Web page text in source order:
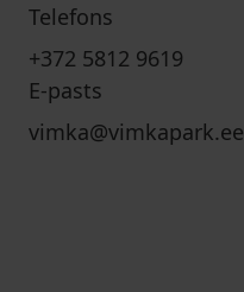
Telefons
+372 5812 9619
E-pasts
vimka@vimkapark.ee